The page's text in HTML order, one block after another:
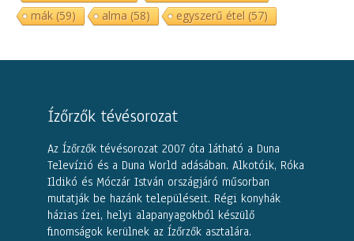
mák(59) alma (58) egyszerű étel (57)
Ízőrzők tévésorozat
Az Ízőrzők tévésorozat 2007 óta látható a Duna
Televízió és a Duna World adásában. Alkotóik, Róka
Ildikó és Móczár István országjáró műsorban
mutatják be hazánk településeit. Régi konyhák
házias ízei, helyi alapanyagokból készülő
finomságok kerülnek az Ízőrzők asztalára.